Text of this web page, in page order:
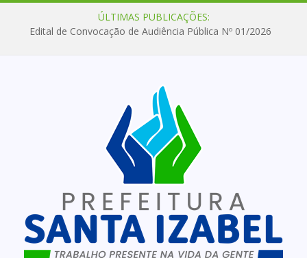
ÚLTIMAS PUBLICAÇÕES:
Edital de Convocação de Audiência Pública Nº 01/2026